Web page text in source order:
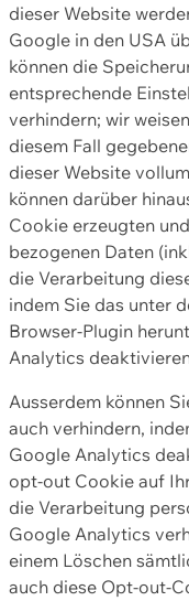
dieser Website
Google in den USA
können die
entsprechende
verhindern; wir
diesem Fall
dieser Website
können darüber
Cookie erzeugten
bezogenen Daten
die Verarbeitung
indem Sie das unter
Browser-Plugin
Analytics
Ausserdem können
auch verhindern,
Google Analytics
opt-out Cookie auf
die Verarbeitung
Google Analytics
einem Löschen
auch diese Opt-out-